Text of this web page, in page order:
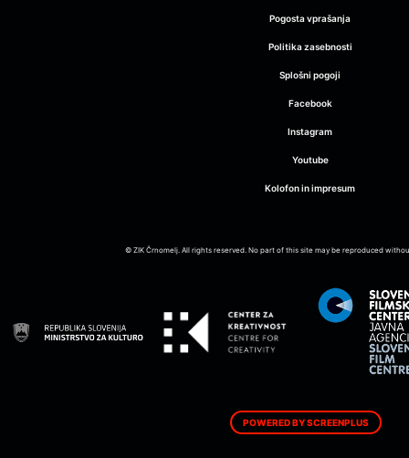
Pogosta vprašanja
Politika zasebnosti
Splošni pogoji
Facebook
Instagram
Youtube
Kolofon in impresum
© ZIK Črnomelj. All rights reserved. No part of this site may be reproduced
POWERED BY SCREENPLUS